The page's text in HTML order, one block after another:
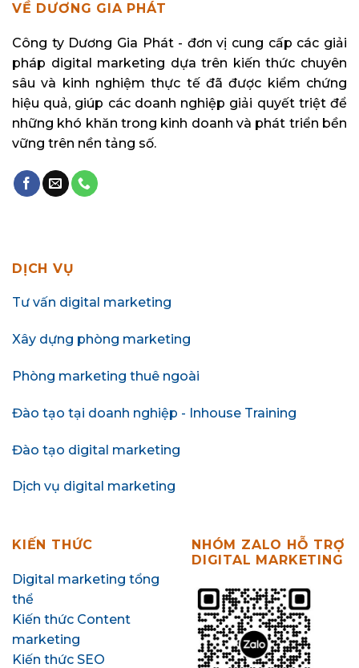
VỀ DƯƠNG GIA PHÁT
Công ty Dương Gia Phát - đơn vị cung cấp các giải
pháp digital marketing dựa trên kiến thức chuyên
sâu và kinh nghiệm thực tế đã được kiểm chứng
hiệu quả, giúp các doanh nghiệp giải quyết triệt để
những khó khăn trong kinh doanh và phát triển bền
vững trên nền tảng số.
DỊCH VỤ
Tư vấn digital marketing
Xây dựng phòng marketing
Phòng marketing thuê ngoài
Đào tạo tại doanh nghiệp - Inhouse Training
Đào tạo digital marketing
Dịch vụ digital marketing
KIẾN THỨC
Digital marketing tổng
thể
Kiến thức Content
marketing
Kiến thức SEO
NHÓM ZALO HỖ TRỢ
DIGITAL MARKETING